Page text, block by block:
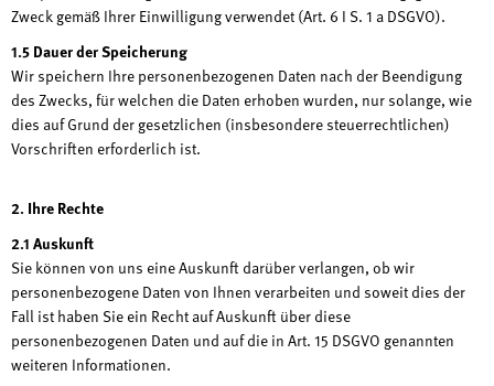
Zweck gemäß Ihrer Einwilligung verwendet (Art. 6 I S. 1 a DSGVO).
1.5 Dauer der Speicherung
Wir speichern Ihre personenbezogenen Daten nach der Beendigung
des Zwecks, für welchen die Daten erhoben wurden, nur solange, wie
dies auf Grund der gesetzlichen (insbesondere steuerrechtlichen)
Vorschriften erforderlich ist.
2. Ihre Rechte
2.1 Auskunft
Sie können von uns eine Auskunft darüber verlangen, ob wir
personenbezogene Daten von Ihnen verarbeiten und soweit dies der
Fall ist haben Sie ein Recht auf Auskunft über diese
personenbezogenen Daten und auf die in Art. 15 DSGVO genannten
weiteren Informationen.